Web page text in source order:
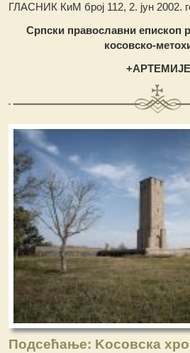
ГЛАСНИК КиМ број 112, 2. јун 2002.
Српски православни епископ
косовско-
+АРТЕМИЈЕ
Подсећање: Koсовска